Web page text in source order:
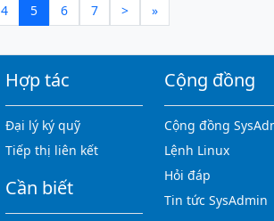
4 5 6 7 > »
Hợp tác
Đại lý ký quỹ
Tiếp thị liên kết
Cần biết
Cộng đồng
Cộng đồng
Lệnh Linux
Hỏi đáp
Tin tức SysAdmin